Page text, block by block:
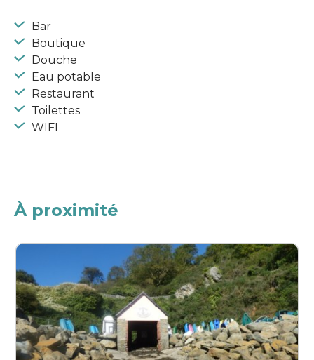
Bar
Boutique
Douche
Eau potable
Restaurant
Toilettes
WIFI
À proximité